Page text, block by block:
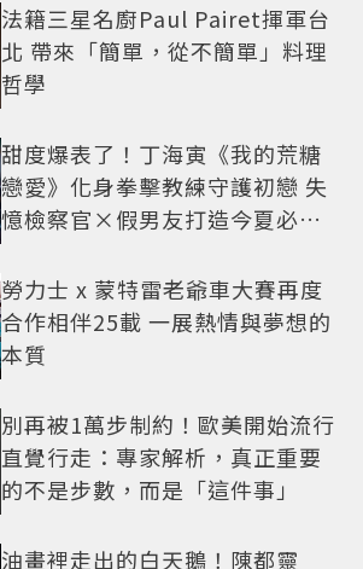
法籍三星名廚Paul Pairet揮軍台
北 帶來「簡單，從不簡單」料理
哲學
甜度爆表了！丁海寅《我的荒糖
戀愛》化身拳擊教練守護初戀 失
憶檢察官×假男友打造今夏必看
勞力士 x 蒙特雷老爺車大賽再度
合作相伴25載 一展熱情與夢想的
本質
別再被1萬步制約！歐美開始流行
直覺行走：專家解析，真正重要
的不是步數，而是「這件事」
油畫裡走出的白天鵝！陳都靈